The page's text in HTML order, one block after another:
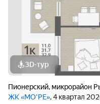
3D-тур
Пионерский, микрорайон
ЖК «МО’РЕ», 4 квартал